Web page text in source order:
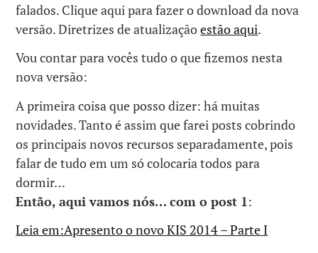
falados. Clique aqui para fazer o download da nova
versão. Diretrizes de atualizaçãoestão aqui.
Vou contar para vocês tudo o que fizemos nesta
nova versão:
A primeira coisa que posso dizer: há muitas
novidades. Tanto é assim que farei posts cobrindo
os principais novos recursos separadamente, pois
falar de tudo em um só colocaria todos para
dormir…
Então, aqui vamos nós… com o post 1:
Leia em:Apresento o novo KIS 2014 – Parte I